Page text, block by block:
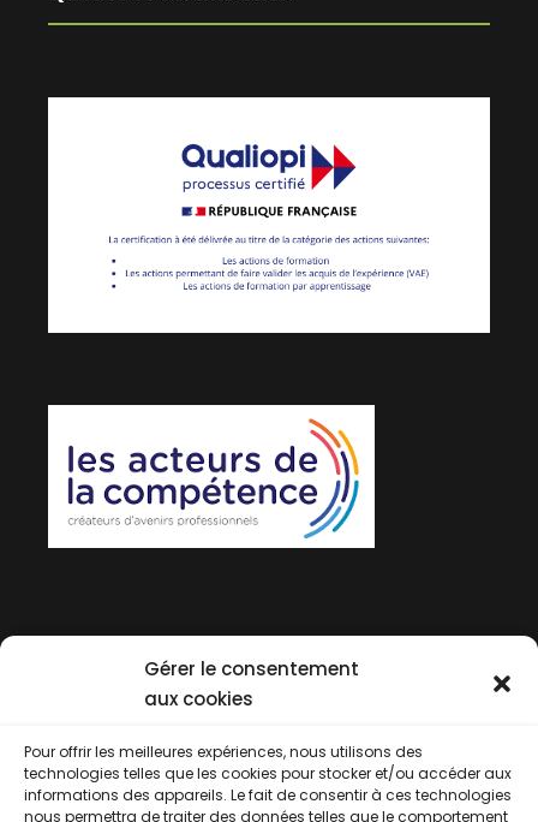
Gérer le consentement
aux cookies
Pour offrir les meilleures expériences, nous utilisons des
technologies telles que les cookies pour stocker et/ou accéder aux
informations des appareils. Le fait de consentir à ces technologies
nous permettra de traiter des données telles que le comportement